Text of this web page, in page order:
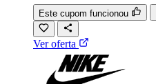
Este cupom funcionou
Ver oferta